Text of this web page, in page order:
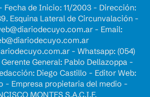
Fecha de Inicio: 11/2003 - Dirección:
Esquina Lateral de Circunvalación -
- Email:
- Whatsapp: (054)
General: Pablo Dellazoppa -
Diego Castillo - Editor Web:
- Empresa propietaria del medio -
MONTES S.A.C.I.F.